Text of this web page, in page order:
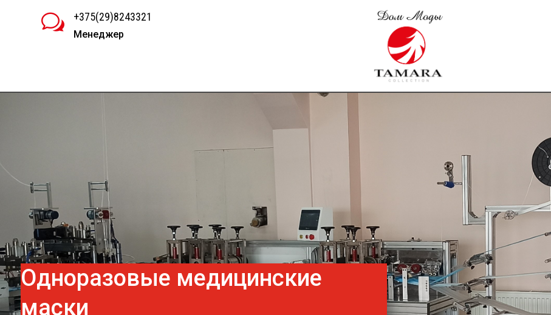
w +375(29)8243321
Менеджер
Одноразовые медицинские
маски